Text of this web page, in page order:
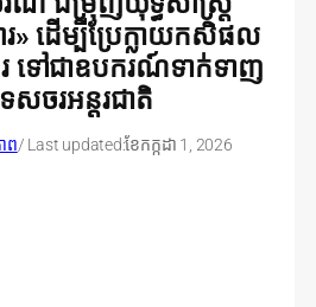
រ» ដើម្បីប្រែក្លាយកសិផល
ែរ ទៅជាឧបករណ៍ទាក់ទាញ
េសចរអន្តរជាតិ
ព/ Last updated:ខែ​កក្កដា 1, 2026